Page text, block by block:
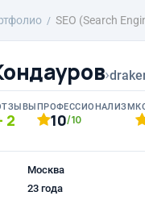
SEO (Search
›
2
ПРОФЕССИОНАЛИЗМ
10/10
Москва
23 года